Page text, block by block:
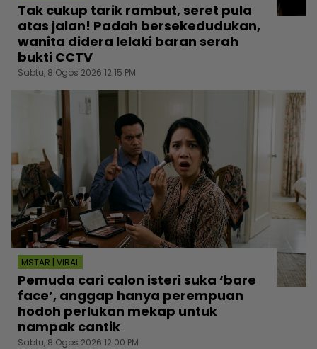
Tak cukup tarik rambut, seret pula
atas jalan! Padah bersekedudukan,
wanita didera lelaki baran serah
bukti CCTV
Sabtu, 8 Ogos 2026 12:15 PM
MSTAR | VIRAL
Pemuda cari calon isteri suka ‘bare
face’, anggap hanya perempuan
hodoh perlukan mekap untuk
nampak cantik
Sabtu, 8 Ogos 2026 12:00 PM